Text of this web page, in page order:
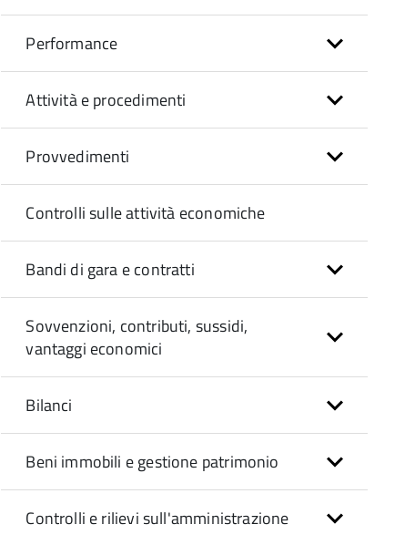
Performance
Attività e procedimenti
Provvedimenti
Controlli sulle attività economiche
Bandi di gara e contratti
Sovvenzioni, contributi, sussidi,
vantaggi economici
Bilanci
Beni immobili e gestione patrimonio
Controlli e rilievi sull'amministrazione